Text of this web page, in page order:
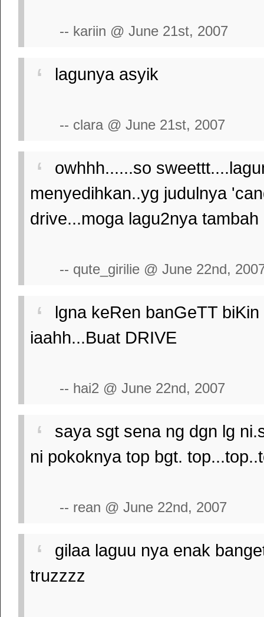
-- kariin @ June 21st, 2007
lagunya asyik
-- clara @ June 21st, 2007
owhhh......so
menyedihkan..yg judulnya
drive...moga lagu2nya
-- qute_girilie @ June 22nd,
lgna keRen banGeTT
iaahh...Buat DRIVE
-- hai2 @ June 22nd, 2007
saya sgt sena ng dgn lg
ni pokoknya top bgt.
-- rean @ June 22nd, 2007
gilaa laguu nya enak
truzzzz